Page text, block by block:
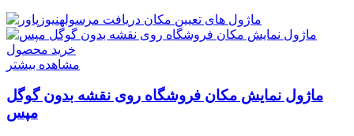
خرید محصول
مشاهده بیشتر
ماژول نمایش مکان فروشگاه روی نقشه بدون گوگل
مپس